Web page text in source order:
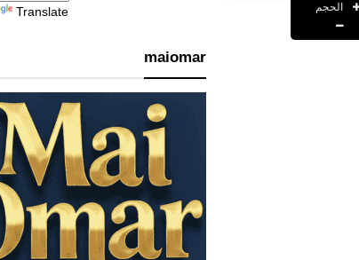
الحجم Translate
maiomar